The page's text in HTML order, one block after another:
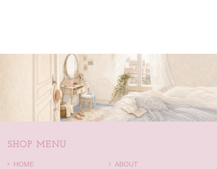
SHOP MENU
HOME
ABOUT